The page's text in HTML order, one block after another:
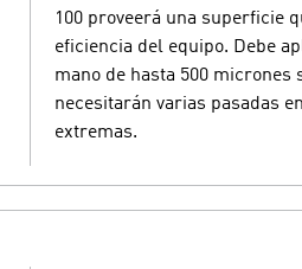
100 proveerá una superficie
eficiencia del equipo. Debe
mano de hasta 500 micrones
necesitarán varias pasadas
extremas.